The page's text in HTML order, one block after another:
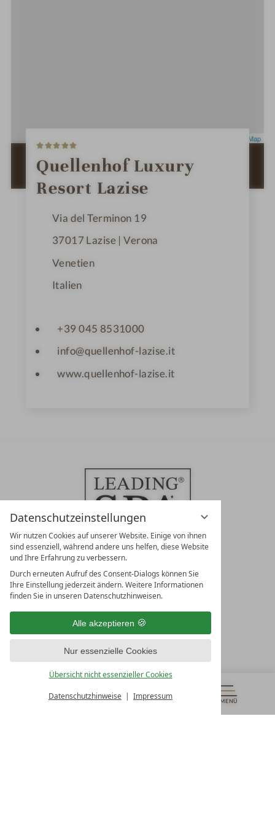
Datenschutzeinstellungen
Wir nutzen Cookies auf unserer Website. Einige von ihnen
sind essenziell, während andere uns helfen, diese Website
und Ihre Erfahrung zu verbessern.
Durch erneuten Aufruf des Consent-Dialogs können Sie
Ihre Einstellung jederzeit ändern. Weitere Informationen
finden Sie in unseren Datenschutzhinweisen.
Alle akzeptieren
Nur essenzielle Cookies
Übersicht nicht essenzieller Cookies
Datenschutzhinweise Impressum
MENÜ
GUTSCHEINE & MEHR ALLE RESORTS
OpenStreetMap
ZUR ROUTENPLANUNG MIT GOOGLE
MAPS
St
e
r
n
Quellenhof Luxury
Resort Lazise
Via del Terminon 19
37017Lazise | Verona
Venetien
Italien
+39 045 8531000
info@quellenhof-lazise.it
www.quellenhof-lazise.it
LEADING SPA RESORTS
10. Oktober Str. 17/Top 1
Österreich
T +43 4242 22077
UNSERE ÖFFNUNGSZEITEN